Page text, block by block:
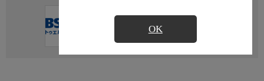
OK
直近の放送予定はありません